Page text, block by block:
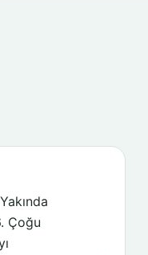
Çoğu